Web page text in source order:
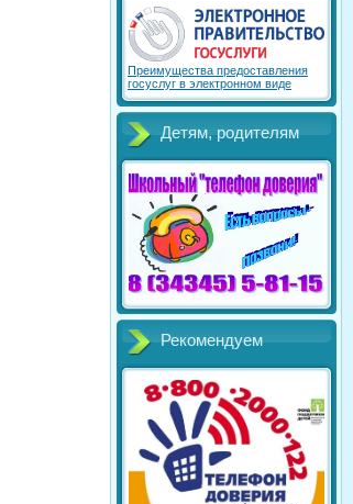
Преимущества предоставления
госуслуг в электронном виде
Детям, родителям
Рекомендуем